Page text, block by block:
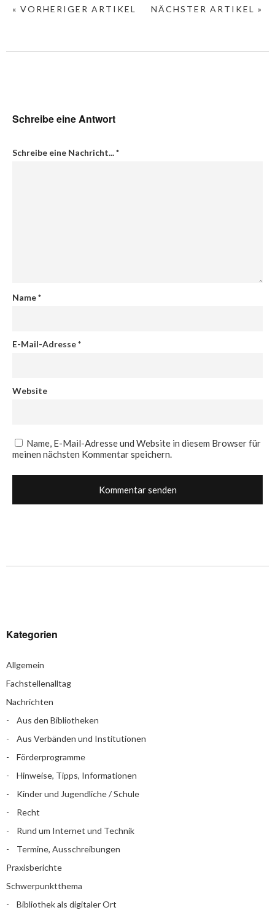
NÄCHSTER ARTIKEL »
« VORHERIGER ARTIKEL
Schreibe eine Antwort
Schreibe eine Nachricht...*
Name*
E-Mail-Adresse*
Website
Name, E-Mail-Adresse und Website in diesem Browser für
meinen nächsten Kommentar speichern.
Kategorien
Allgemein
Fachstellenalltag
Nachrichten
Aus den Bibliotheken
Aus Verbänden und Institutionen
Förderprogramme
Hinweise, Tipps, Informationen
Kinder und Jugendliche / Schule
Recht
Rund um Internet und Technik
Termine, Ausschreibungen
Praxisberichte
Schwerpunktthema
Bibliothek als digitaler Ort